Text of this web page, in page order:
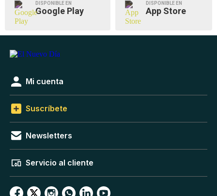
DISPONIBLE EN
Google Play
DISPONIBLE EN
App Store
Mi cuenta
Suscríbete
Newsletters
Servicio al cliente